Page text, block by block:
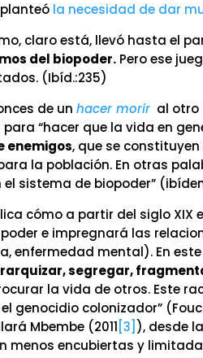
la necesidad de dar
claro está, llevó hasta el
del biopoder. Pero ese
(Ibíd.:235)
de unhacer morir al otro
“hacer que la vida en
enemigos, que se
la población. En otras
sistema de biopoder”
cómo a partir del siglo
e impregnará las
enfermedad mental). En
segregar,
la vida de otros. Este
el genocidio colonizador”
Mbembe (2011 [3] ), desde
menos encubiertas y